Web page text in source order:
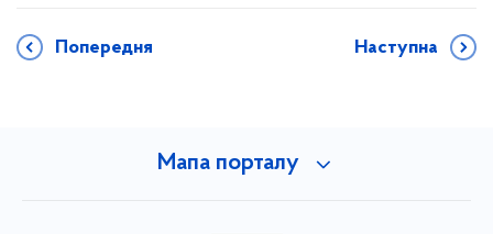
Попередня Наступна
Мапа порталу